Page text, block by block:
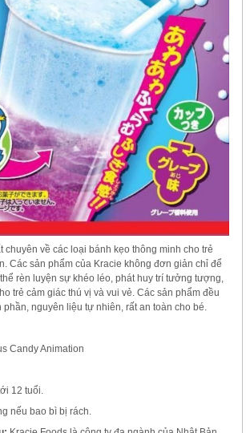
chuyên về các loại bánh kẹo thông minh cho trẻ
Các sản phẩm của Kracie không đơn giản chỉ để
rèn luyện sự khéo léo, phát huy trí tưởng tượng,
trẻ cảm giác thú vị và vui vẻ. Các sản phẩm đều
nguyên liệu tự nhiên, rất an toàn cho bé.
Candy Animation
12 tuổi.
nếu bao bì bị rách.